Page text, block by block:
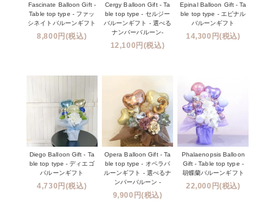
Fascinate Balloon Gift -
Table top type - ファッ
シネイトバルーンギフト
8,800円(税込)
Cergy Balloon Gift - Ta
ble top type - セルジー
バルーンギフト - 選べる
ナンバーバルーン-
12,100円(税込)
Epinal Balloon Gift - Ta
ble top type - エピナル
バルーンギフト
14,300円(税込)
Diego Balloon Gift - Ta
ble top type - ディエゴ
バルーンギフト
4,730円(税込)
Opera Balloon Gift - Ta
ble top type - オペラバ
ルーンギフト - 選べるナ
ンバーバルーン -
9,900円(税込)
Phalaenopsis Balloon
Gift - Table top type -
胡蝶蘭バルーンギフト
22,000円(税込)